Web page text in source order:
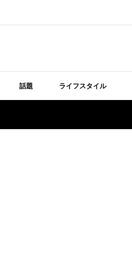
話題 ライフスタイル